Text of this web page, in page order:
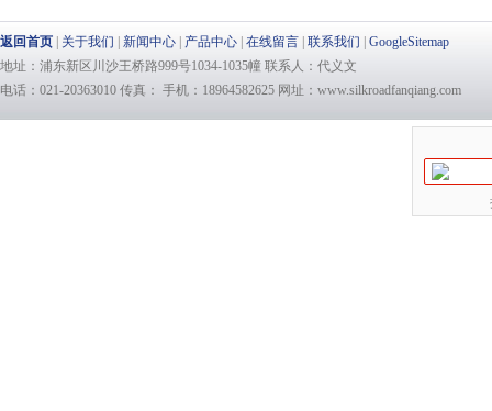
返回首页 关于我们 新闻中心 产品中心 在线留言 联系我们
GoogleSitemap
地址：浦东新区川沙王桥路999号1034-1035幢 联系人：代义文
电话：021-20363010 传真： 手机：18964582625 网址：www.silkroadfanqiang.com